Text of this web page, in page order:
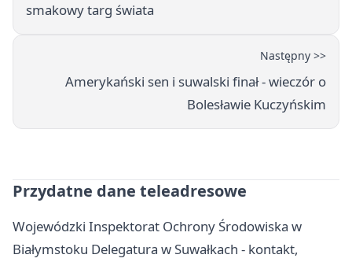
smakowy targ świata
Następny >>
Amerykański sen i suwalski finał - wieczór o
Bolesławie Kuczyńskim
Przydatne dane teleadresowe
Wojewódzki Inspektorat Ochrony Środowiska w
Białymstoku Delegatura w Suwałkach - kontakt,